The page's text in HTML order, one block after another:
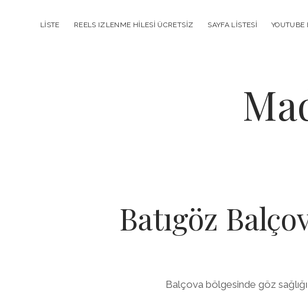
LISTE REELS IZLENME HILESI ÜCRETSIZ SAYFA LISTESI YOUTUBE
Batıgöz
Balçova bölgesinde göz